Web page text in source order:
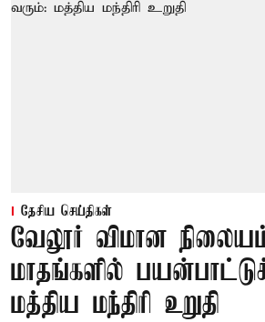
தேசிய செய்திகள்
வேலூர் விமான
மாதங்களில்
மத்திய மந்திரி உறுதி